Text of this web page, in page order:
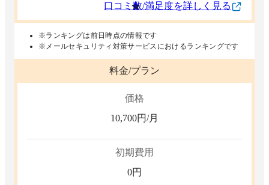
口コミ数/満足度を詳しく見る
※ランキングは前日時点の情報です
※メールセキュリティ対策サービスにおけるランキングです
料金/プラン
価格
10,700円/月
初期費用
0円